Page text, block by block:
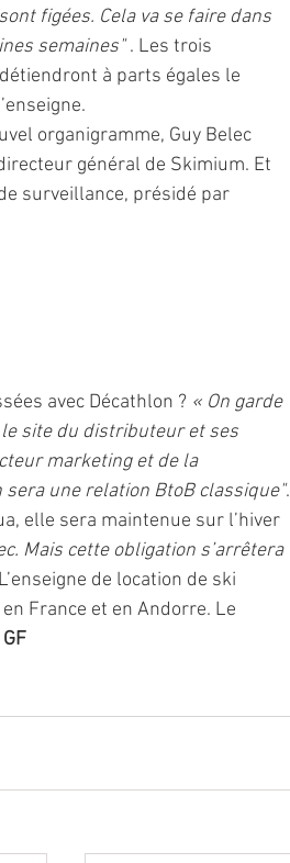
figées. Cela va se faire dans
semaines" . Les trois
à parts égales le
organigramme, Guy Belec
général de Skimium. Et
surveillance, présidé par
avec Décathlon ? « On garde
site du distributeur et ses
marketing et de la
une relation BtoB classique".
elle sera maintenue sur l’hiver
Mais cette obligation s’arrêtera
de location de ski
France et en Andorre. Le
GF